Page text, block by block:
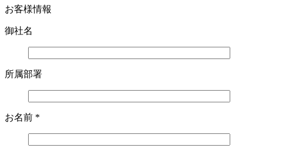
お客様情報
御社名
所属部署
お名前 *